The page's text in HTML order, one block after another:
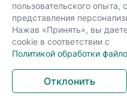
с 9:00 до 22:00
Telegram
Viber
Разработка
пользовательского опыта,
представления
Нажав «Принять», вы
cookie в соответствии с
Политикой обработки
Отклонить